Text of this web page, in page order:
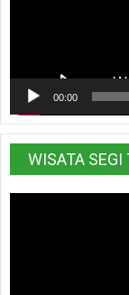
00:00
WISATA SEGI